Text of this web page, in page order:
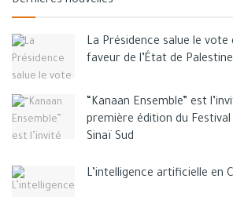
les deux pays.
Ces derniers mois, des inondations ont
Afghanistan, tuant environ 200 personnes
Tags: 1 Agencies blessés gaza post
La Présidence salue le vote
faveur de l’État de Palestine
“Kanaan Ensemble” est
première édition du
Sinaï Sud
L’intelligence artificielle en